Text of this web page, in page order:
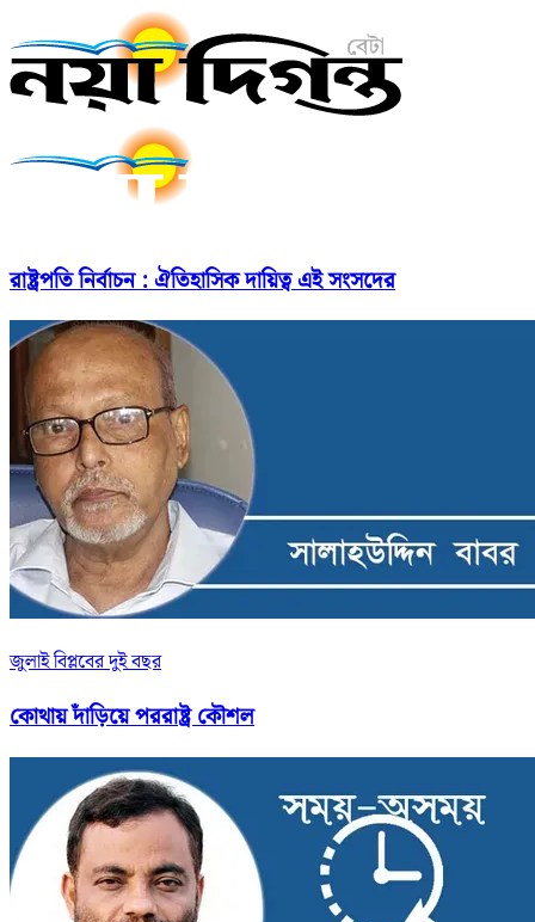
রাষ্ট্রপতি নির্বাচন : ঐতিহাসিক দায়িত্ব এই সংসদের
জুলাই বিপ্লবের দুই বছর
কোথায় দাঁড়িয়ে পররাষ্ট্র কৌশল